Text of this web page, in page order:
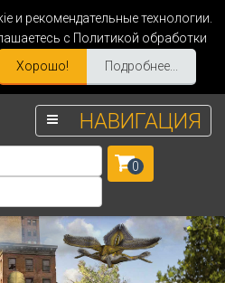
рекомендательные технологии.
с Политикой обработки
Хорошо! Подробнее...
НАВИГАЦИЯ
0